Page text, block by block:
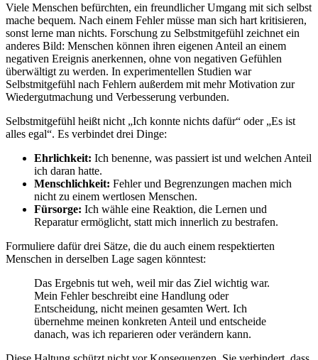
Viele Menschen befürchten, ein freundlicher Umgang mit sich selbst
mache bequem. Nach einem Fehler müsse man sich hart kritisieren,
sonst lerne man nichts. Forschung zu Selbstmitgefühl zeichnet ein
anderes Bild: Menschen können ihren eigenen Anteil an einem
negativen Ereignis anerkennen, ohne von negativen Gefühlen
überwältigt zu werden. In experimentellen Studien war
Selbstmitgefühl nach Fehlern außerdem mit mehr Motivation zur
Wiedergutmachung und Verbesserung verbunden.
Selbstmitgefühl heißt nicht „Ich konnte nichts dafür“ oder „Es ist
alles egal“. Es verbindet drei Dinge:
Ehrlichkeit: Ich benenne, was passiert ist und welchen Anteil
ich daran hatte.
Menschlichkeit: Fehler und Begrenzungen machen mich
nicht zu einem wertlosen Menschen.
Fürsorge: Ich wähle eine Reaktion, die Lernen und
Reparatur ermöglicht, statt mich innerlich zu bestrafen.
Formuliere dafür drei Sätze, die du auch einem respektierten
Menschen in derselben Lage sagen könntest:
Das Ergebnis tut weh, weil mir das Ziel wichtig war.
Mein Fehler beschreibt eine Handlung oder
Entscheidung, nicht meinen gesamten Wert. Ich
übernehme meinen konkreten Anteil und entscheide
danach, was ich reparieren oder verändern kann.